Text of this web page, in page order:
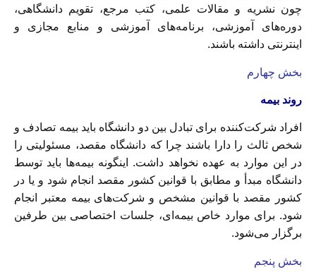
چون نشریه و مقالات علمی، کتب مرجع، تقویم دانشگاهی،
دوره‌های آموزشى، برنامه‌های آموزشى و منابع مجازی و
اینترنتی داشته باشند.
بخش چهارم
روند بیمه
افراد شرکت‌کننده برای تبادل بین دو دانشگاه باید بیمه تصادف و
شخص ثالث را دارا باشند چرا که دانشگاه مقصد، مسئوليتی را
در این موارد به عهده نخواهد داشت. اینگونه بیمه‌ها باید توسط
دانشگاه مبدأ و مطابق با قوانین کشور مقصد انجام شود و یا در
کشور مقصد با قوانین مشخص و شرکت‌های بیمه معتبر انجام
شود. برای موارد خاص بیمه‌ای، جلسات اختصاصی بین طرفین
برگزار می‌شود.
بخش پنجم